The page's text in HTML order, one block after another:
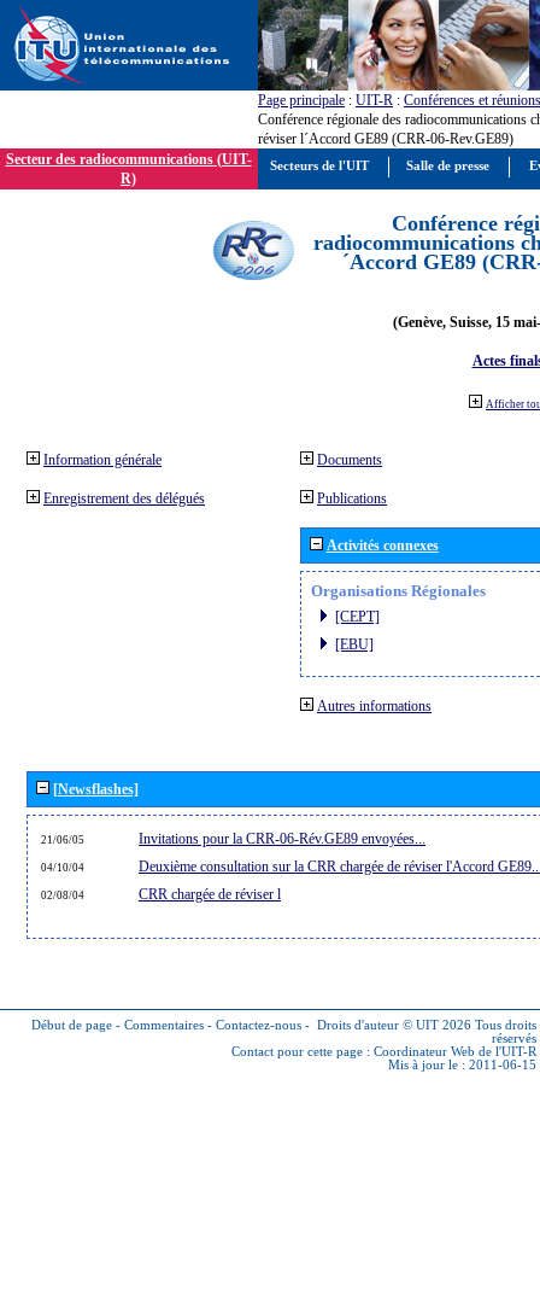
Page principale : UIT-R : Conférences et réunions
Conférence régionale des radiocommunications
réviser l´Accord GE89 (CRR-06-Rev.GE89)
Secteur des radiocommunications (UIT-
R)
Conférence
radiocommunications
´Accord GE89
(Genève, Suisse, 15
Actes
Afficher
Information générale
Enregistrement des délégués
Documents
Publications
Activités connexes
Organisations Régionales
[CEPT]
[EBU]
Autres informations
[Newsflashes]
21/06/05 Invitations pour la CRR-06-Rév.GE89 envoyées...
04/10/04 Deuxième consultation sur la CRR chargée de réviser l'Accord
02/08/04 CRR chargée de réviser l
Début de page - Commentaires - Contactez-nous - Droits d'auteur © UIT 2026 Tous droits
réservés
Contact pour cette page : Coordinateur Web de l'UIT-R
Mis à jour le : 2011-06-15
Secteurs de l'UIT Salle de presse